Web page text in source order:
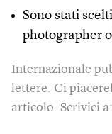
Sono stati
photographer
Internazionale
lettere. Ci
articolo. Scrivici a: